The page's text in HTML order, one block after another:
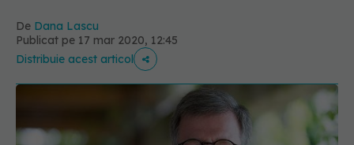
De Dana Lascu
Publicat pe 17 mar 2020, 12:45
Distribuie acest articol